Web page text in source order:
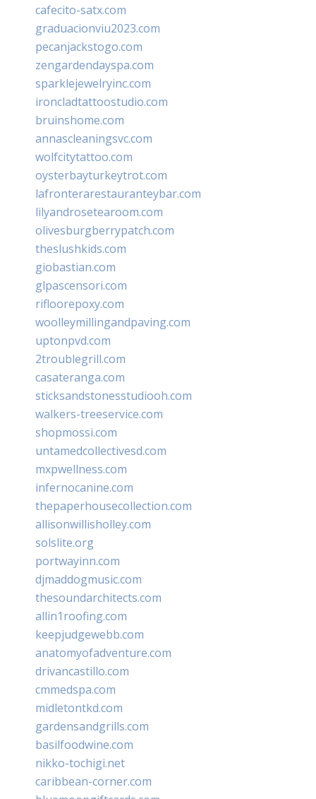
cafecito-satx.com
graduacionviu2023.com
pecanjackstogo.com
zengardendayspa.com
sparklejewelryinc.com
ironcladtattoostudio.com
bruinshome.com
annascleaningsvc.com
wolfcitytattoo.com
oysterbayturkeytrot.com
lafronterarestauranteybar.com
lilyandrosetearoom.com
olivesburgberrypatch.com
theslushkids.com
giobastian.com
glpascensori.com
rifloorepoxy.com
woolleymillingandpaving.com
uptonpvd.com
2troublegrill.com
casateranga.com
sticksandstonesstudiooh.com
walkers-treeservice.com
shopmossi.com
untamedcollectivesd.com
mxpwellness.com
infernocanine.com
thepaperhousecollection.com
allisonwillisholley.com
solslite.org
portwayinn.com
djmaddogmusic.com
thesoundarchitects.com
allin1roofing.com
keepjudgewebb.com
anatomyofadventure.com
drivancastillo.com
cmmedspa.com
midletontkd.com
gardensandgrills.com
basilfoodwine.com
nikko-tochigi.net
caribbean-corner.com